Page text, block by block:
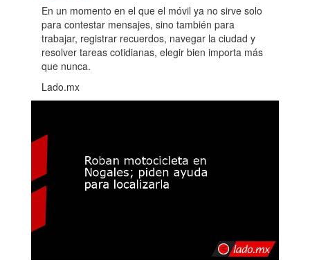
En un momento en el que el móvil ya no sirve solo
para contestar mensajes, sino también para
trabajar, registrar recuerdos, navegar la ciudad y
resolver tareas cotidianas, elegir bien importa más
que nunca.
Lado.mx